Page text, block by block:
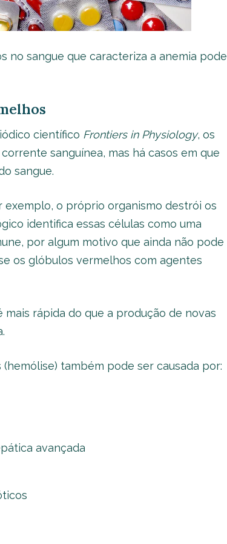
no sangue que caracteriza a anemia pode
científico Frontiers in Physiology, os
sanguínea, mas há casos em que
sangue.
exemplo, o próprio organismo destrói os
identifica essas células como uma
por algum motivo que ainda não pode
os glóbulos vermelhos com agentes
rápida do que a produção de novas
também pode ser causada por:
avançada